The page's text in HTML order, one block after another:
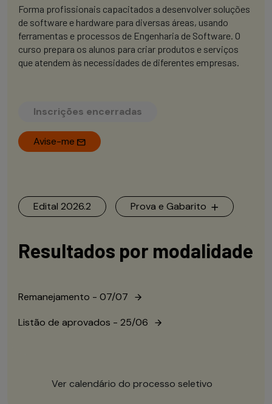
Forma profissionais capacitados a desenvolver soluções
de software e hardware para diversas áreas, usando
ferramentas e processos de Engenharia de Software. O
curso prepara os alunos para criar produtos e serviços
que atendem às necessidades de diferentes empresas.
Inscrições encerradas
Avise-me
Edital 2026.2 Prova e Gabarito
Resultados por modalidade
Remanejamento - 07/07
Listão de aprovados - 25/06
Ver calendário do processo seletivo